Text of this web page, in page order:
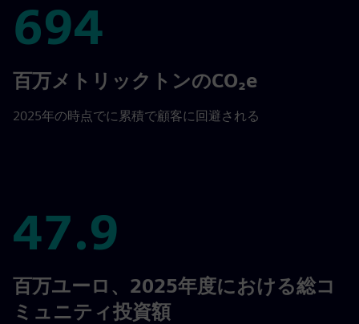
694
694
百万メトリックトンのCO₂e
2025年の時点でに累積で顧客に回避される
47.9
47.9
百万ユーロ、2025年度における総コ
ミュニティ投資額